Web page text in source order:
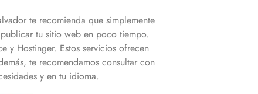
te recomienda que simplemente
tu sitio web en poco tiempo.
y Hostinger. Estos servicios ofrecen
te recomendamos consultar con
y en tu idioma.